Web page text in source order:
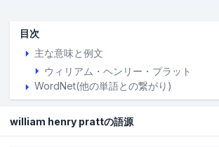
目次
主な意味と例文
ウィリアム・ヘンリー・プラット
WordNet(他の単語との繋がり)
william henry prattの語源